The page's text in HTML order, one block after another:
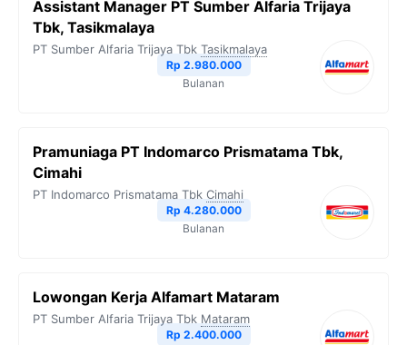
Assistant Manager PT Sumber Alfaria Trijaya
Tbk, Tasikmalaya
PT Sumber Alfaria Trijaya Tbk Tasikmalaya
Rp 2.980.000
Bulanan
Pramuniaga PT Indomarco Prismatama Tbk,
Cimahi
PT Indomarco Prismatama Tbk Cimahi
Rp 4.280.000
Bulanan
Lowongan Kerja Alfamart Mataram
PT Sumber Alfaria Trijaya Tbk Mataram
Rp 2.400.000